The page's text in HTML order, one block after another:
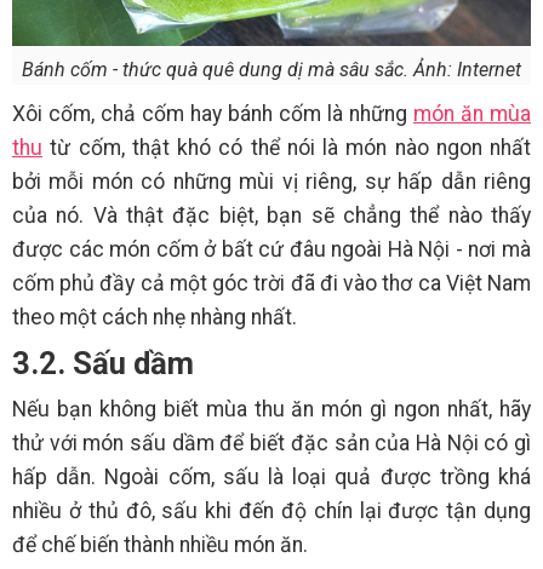
Bánh cốm - thức quà quê dung dị mà sâu sắc. Ảnh: Internet
Xôi cốm, chả cốm hay bánh cốm là những món ăn mùa
thu từ cốm, thật khó có thể nói là món nào ngon nhất
bởi mỗi món có những mùi vị riêng, sự hấp dẫn riêng
của nó. Và thật đặc biệt, bạn sẽ chẳng thể nào thấy
được các món cốm ở bất cứ đâu ngoài Hà Nội - nơi mà
cốm phủ đầy cả một góc trời đã đi vào thơ ca Việt Nam
theo một cách nhẹ nhàng nhất.
3.2. Sấu dầm
Nếu bạn không biết mùa thu ăn món gì ngon nhất, hãy
thử với món sấu dầm để biết đặc sản của Hà Nội có gì
hấp dẫn. Ngoài cốm, sấu là loại quả được trồng khá
nhiều ở thủ đô, sấu khi đến độ chín lại được tận dụng
để chế biến thành nhiều món ăn.